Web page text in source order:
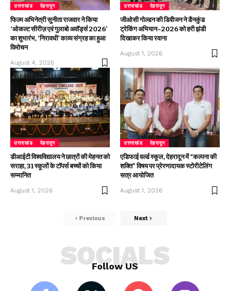
उत्तराखंड देहरादून
फिल्म अभिनेत्री सुनीता राजवार ने किया
‘ओकल्ट सीरीज़ एवं गुलाबो अवॉर्ड्स 2026’
का शुभारंभ, ‘निरावधी’ काव्य संग्रह का हुआ
विमोचन
August 4, 2026
उत्तराखंड देहरादून
जीओसी गोल्डन की डिवीजन ने डैनकुंड
ट्रेकिंग अभियान–2026 को हरी झंडी
दिखाकर किया रवाना
August 1, 2026
उत्तराखंड देहरादून
डीआईटी विश्वविद्यालय ने छात्रों की मेहनत को
सराहा, 31 स्कूलों के टॉपर्स बच्चों को किया
सम्मानित
August 1, 2026
उत्तराखंड देहरादून
एडिफाई वर्ल्ड स्कूल, देहरादून में “कल्पना की
शक्ति” विषय पर प्रेरणादायक स्टोरीटेलिंग
सत्र आयोजित
August 1, 2026
Previous Next
Follow US
SOCIALS